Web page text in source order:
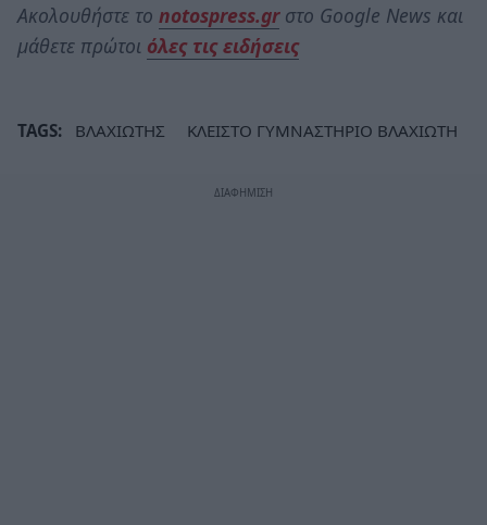
Ακολουθήστε το notospress.grστο Google News και
μάθετε πρώτοι όλες τις ειδήσεις
TAGS: ΒΛΑΧΙΩΤΗΣ ΚΛΕΙΣΤΟ ΓΥΜΝΑΣΤΗΡΙΟ ΒΛΑΧΙΩΤΗ